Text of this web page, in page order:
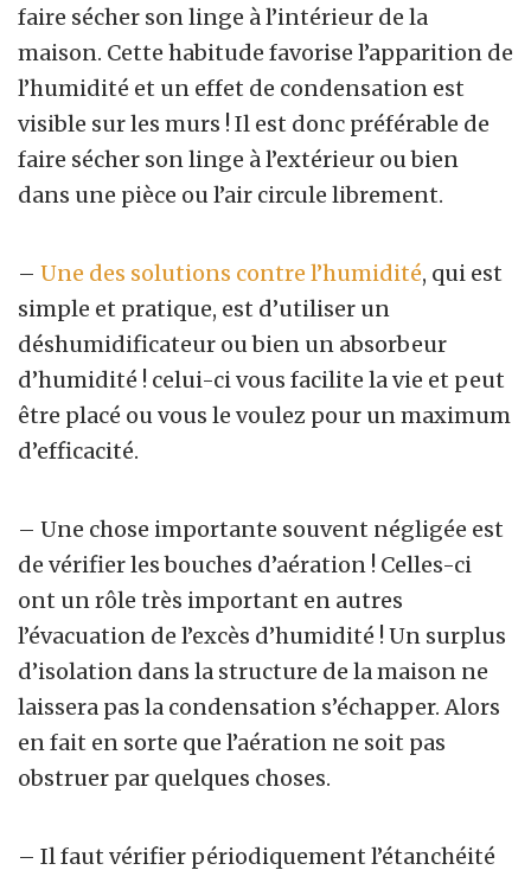
faire sécher son linge à l’intérieur de la
maison. Cette habitude favorise l’apparition de
l’humidité et un effet de condensation est
visible sur les murs ! Il est donc préférable de
faire sécher son linge à l’extérieur ou bien
dans une pièce ou l’air circule librement.
– Une des solutions contre l’humidité, qui est
simple et pratique, est d’utiliser un
déshumidificateur ou bien un absorbeur
d’humidité ! celui-ci vous facilite la vie et peut
être placé ou vous le voulez pour un maximum
d’efficacité.
– Une chose importante souvent négligée est
de vérifier les bouches d’aération ! Celles-ci
ont un rôle très important en autres
l’évacuation de l’excès d’humidité ! Un surplus
d’isolation dans la structure de la maison ne
laissera pas la condensation s’échapper. Alors
en fait en sorte que l’aération ne soit pas
obstruer par quelques choses.
– Il faut vérifier périodiquement l’étanchéité